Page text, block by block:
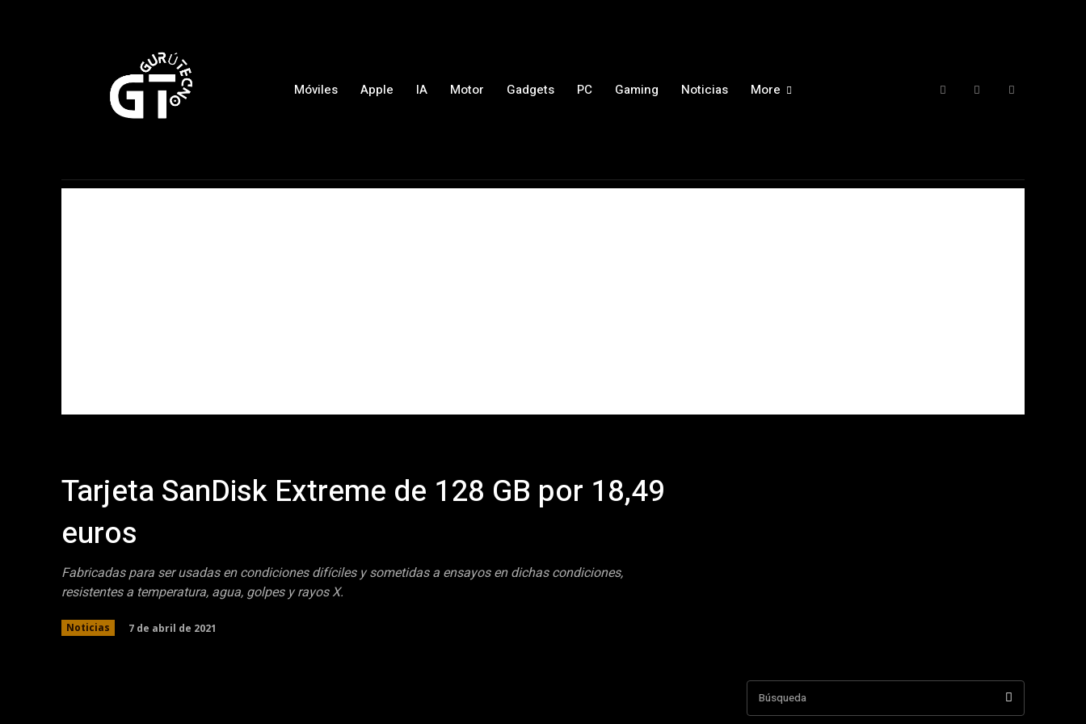
Móviles Apple IA Motor Gadgets PC Gaming Noticias More
Tarjeta SanDisk Extreme de 128 GB por 18,49
euros
Fabricadas para ser usadas en condiciones difíciles y sometidas a ensayos en dichas condiciones,
resistentes a temperatura, agua, golpes y rayos X.
Noticias 7 de abril de 2021
Búsqueda